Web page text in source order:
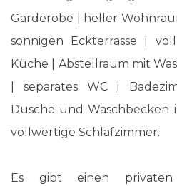
Garderobe | heller
sonnigen Eckterrasse |
Küche | Abstellraum mit
| separates WC |
Dusche und Waschbecken
vollwertige Schlafzimmer.
Es gibt einen